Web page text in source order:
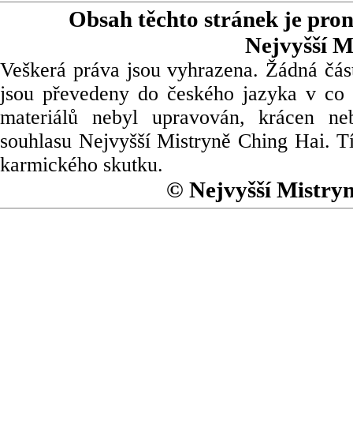
Obsah těchto stránek je
Nejvyšší
Veškerá práva jsou vyhrazena. Žádná
jsou převedeny do českého jazyka v
materiálů nebyl upravován, krácen
souhlasu Nejvyšší Mistryně Ching Hai.
karmického skutku.
© Nejvyšší